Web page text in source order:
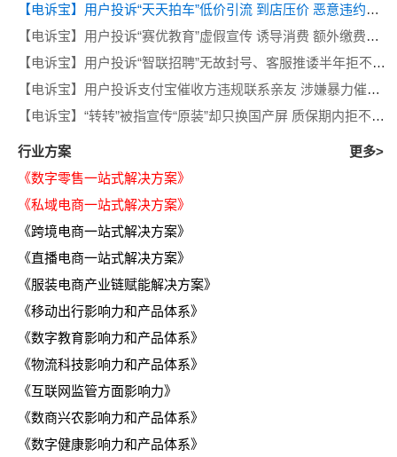
【电诉宝】用户投诉“天天拍车”低价引流 到店压价 恶意违约等问题
【电诉宝】用户投诉“赛优教育”虚假宣传 诱导消费 额外缴费后退款遭拒
【电诉宝】用户投诉“智联招聘”无故封号、客服推诿半年拒不退费
【电诉宝】用户投诉支付宝催收方违规联系亲友 涉嫌暴力催收侵犯隐私
【电诉宝】“转转”被指宣传“原装”却只换国产屏 质保期内拒不履行售后义务
行业方案
更多>
《数字零售一站式解决方案》
《私域电商一站式解决方案》
《跨境电商一站式解决方案》
《直播电商一站式解决方案》
《服装电商产业链赋能解决方案》
《移动出行影响力和产品体系》
《数字教育影响力和产品体系》
《物流科技影响力和产品体系》
《互联网监管方面影响力》
《数商兴农影响力和产品体系》
《数字健康影响力和产品体系》